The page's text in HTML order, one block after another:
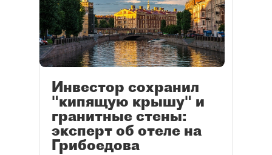
Инвестор сохранил
"кипящую крышу" и
гранитные стены:
эксперт об отеле на
Грибоедова